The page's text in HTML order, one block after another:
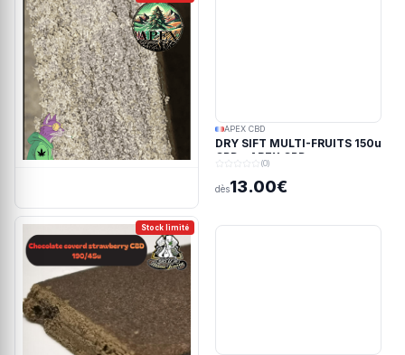
APEX CBD
DRY SIFT MULTI-FRUITS 150u
CBD - APEX CBD
(0)
dès13.00€
Stock limité